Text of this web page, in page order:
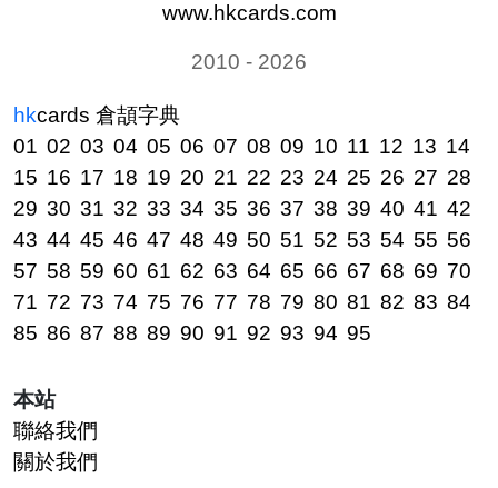
www.hkcards.com
2010 - 2026
hkcards 倉頡字典
01 02 03 04 05 06 07 08 09 10 11 12 13 14
15 16 17 18 19 20 21 22 23 24 25 26 27 28
29 30 31 32 33 34 35 36 37 38 39 40 41 42
43 44 45 46 47 48 49 50 51 52 53 54 55 56
57 58 59 60 61 62 63 64 65 66 67 68 69 70
71 72 73 74 75 76 77 78 79 80 81 82 83 84
85 86 87 88 89 90 91 92 93 94 95
本站
聯絡我們
關於我們